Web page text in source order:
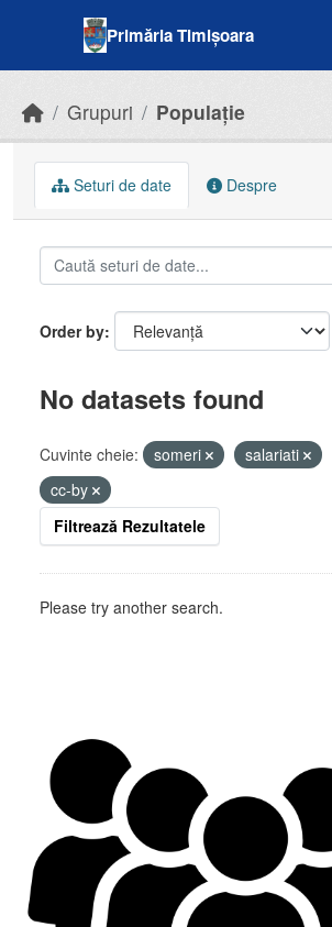
Primăria Timișoara
Grupuri Populație
Seturi de date Despre
Order by
No datasets found
Cuvinte cheie: someri salariati
cc-by
Filtrează Rezultatele
Please try another search.